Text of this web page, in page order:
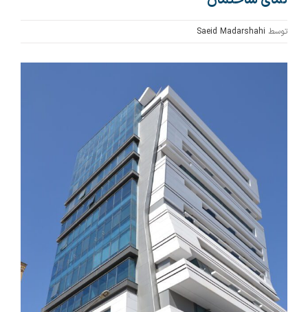
توسط Saeid Madarshahi